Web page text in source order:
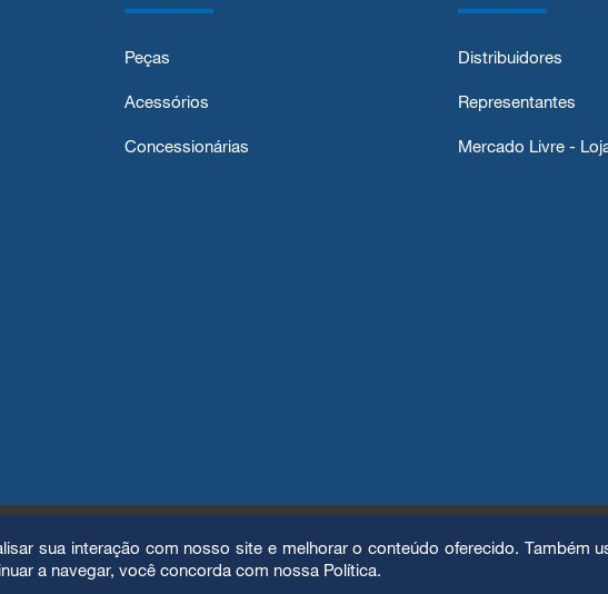
Peças
Acessórios
Concessionárias
Distribuidores
Representantes
Mercado Livre -
sua interação com nosso site e melhorar o conteúdo oferecido. Também
a navegar, você concorda com nossa Política.